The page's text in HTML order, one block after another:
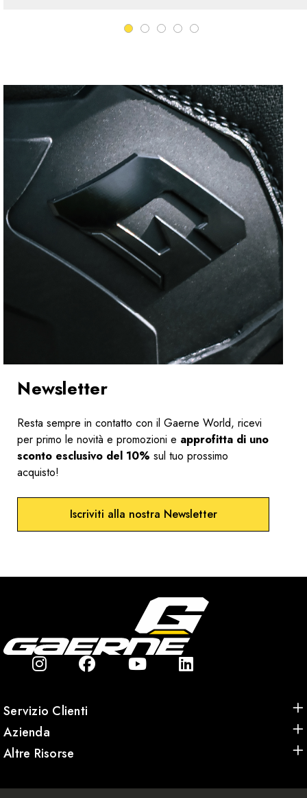
Newsletter
Resta sempre in contatto con il Gaerne World, ricevi
per primo le novità e promozioni e approfitta di uno
sconto esclusivo del 10% sul tuo prossimo
acquisto!
Iscriviti alla nostra Newsletter
Servizio Clienti
Azienda
Altre Risorse